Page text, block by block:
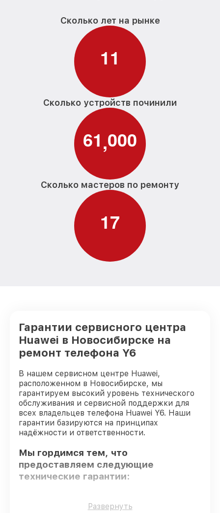
Сколько лет на рынке
11
Сколько устройств починили
61,000
Сколько мастеров по ремонту
17
Гарантии сервисного центра
Huawei в Новосибирске на
ремонт телефона Y6
В нашем сервисном центре Huawei,
расположенном в Новосибирске, мы
гарантируем высокий уровень технического
обслуживания и сервисной поддержки для
всех владельцев телефона Huawei Y6. Наши
гарантии базируются на принципах
надёжности и ответственности.
Мы гордимся тем, что
предоставляем следующие
технические гарантии:
Только фирменные комплектующие
Развернуть